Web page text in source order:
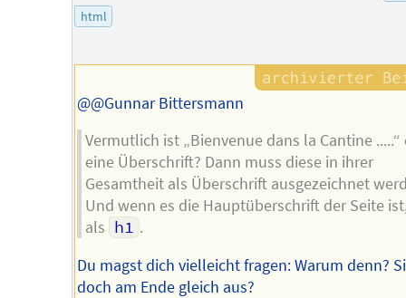
html
@@Gunnar Bittersmann
Vermutlich ist „Bienvenue dans la Cantine .....“
eine Überschrift? Dann muss diese in ihrer
Gesamtheit als Überschrift ausgezeichnet
Und wenn es die Hauptüberschrift der Seite
als h1 .
Du magst dich vielleicht fragen: Warum denn?
doch am Ende gleich aus?